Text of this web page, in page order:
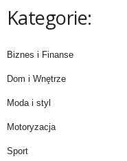
Kategorie:
Biznes i Finanse
Dom i Wnętrze
Moda i styl
Motoryzacja
Sport